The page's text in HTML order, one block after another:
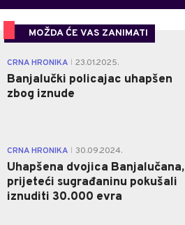
MOŽDA ĆE VAS ZANIMATI
CRNA HRONIKA 23.01.2025.
Banjalučki policajac uhapšen
zbog iznude
CRNA HRONIKA 30.09.2024.
Uhapšena dvojica Banjalučana,
prijeteći sugrađaninu pokušali
iznuditi 30.000 evra